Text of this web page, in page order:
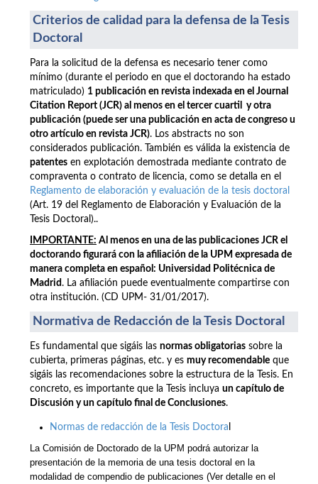
Criterios de calidad para la defensa de la Tesis
Doctoral
Para la solicitud de la defensa es necesario tener como
mínimo (durante el periodo en que el doctorando ha estado
matriculado) 1 publicación en revista indexada en el Journal
Citation Report (JCR) al menos en el tercer cuartil y otra
publicación (puede ser una publicación en acta de congreso u
otro artículo en revista JCR). Los abstracts no son
considerados publicación. También es válida la existencia de
patentes en explotación demostrada mediante contrato de
compraventa o contrato de licencia, como se detalla en el
Reglamento de elaboración y evaluación de la tesis doctoral
(Art. 19 del Reglamento de Elaboración y Evaluación de la
Tesis Doctoral)..
IMPORTANTE: Al menos en una de las publicaciones JCR el
doctorando figurará con la afiliación de la UPM expresada de
manera completa en español: Universidad Politécnica de
Madrid . La afiliación puede eventualmente compartirse con
otra institución. (CD UPM- 31/01/2017).
Normativa de Redacción de la Tesis Doctoral
Es fundamental que sigáis las normas obligatorias sobre la
cubierta, primeras páginas, etc. y es muy recomendable que
sigáis las recomendaciones sobre la estructura de la Tesis. En
concreto, es importante que la Tesis incluya un capítulo de
Discusión y un capítulo final de Conclusiones.
Normas de redacción de la Tesis Doctora
La Comisión de Doctorado de la UPM podrá autorizar la
presentación de la memoria de una tesis doctoral en la
modalidad de compendio de publicaciones (Ver detalle en el